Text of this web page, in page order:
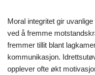
Moral integritet gir
ved å fremme
fremmer tillit blant
kommunikasjon.
opplever ofte økt